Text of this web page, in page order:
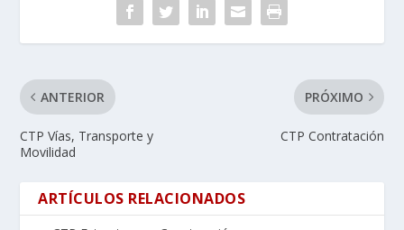
ANTERIOR
CTP Vías, Transporte y
Movilidad
PRÓXIMO
CTP Contratación
ARTÍCULOS RELACIONADOS